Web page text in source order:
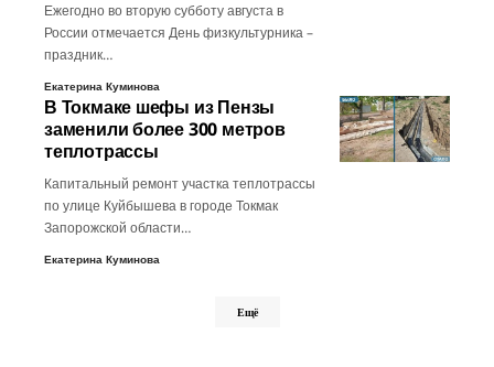
Ежегодно во вторую субботу августа в
России отмечается День физкультурника –
праздник…
Екатерина Куминова
В Токмаке шефы из Пензы
заменили более 300 метров
теплотрассы
Капитальный ремонт участка теплотрассы
по улице Куйбышева в городе Токмак
Запорожской области…
Екатерина Куминова
Ещё